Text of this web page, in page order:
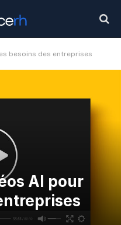
besoins des entreprises
AI pour